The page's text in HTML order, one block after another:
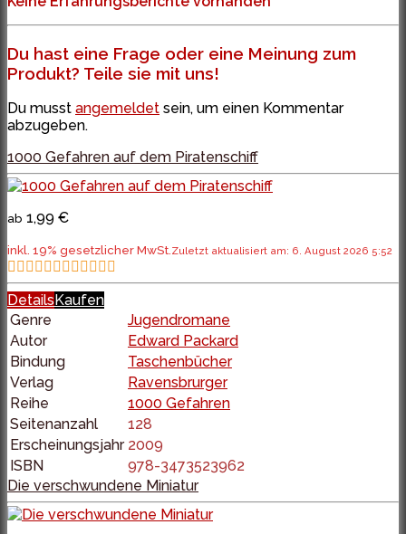
Du hast eine Frage oder eine Meinung zum
Produkt? Teile sie mit uns!
Du musst angemeldet sein, um einen Kommentar
abzugeben.
1000 Gefahren auf dem Piratenschiff
ab 1,99 €
inkl. 19% gesetzlicher MwSt.Zuletzt aktualisiert am: 6. August 2026 5:52
Details Kaufen
Genre
Jugendromane
Autor
Edward Packard
Bindung
Taschenbücher
Verlag
Ravensbrurger
Reihe
1000 Gefahren
Seitenanzahl
128
Erscheinungsjahr 2009
ISBN
978-3473523962
Die verschwundene Miniatur